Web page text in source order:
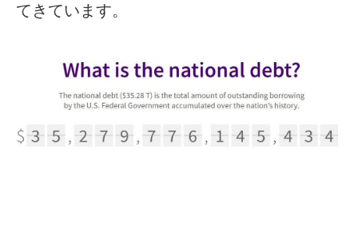
てきています。